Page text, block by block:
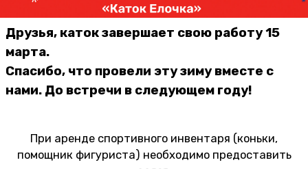
Друзья, каток завершает свою работу 15
марта.
Спасибо, что провели эту зиму вместе с
нами. До встречи в следующем году!
При аренде спортивного инвентаря (коньки,
помощник фигуриста) необходимо предоставить